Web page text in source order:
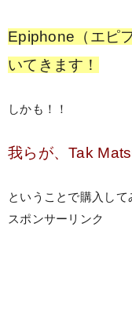
Epiphone（エピ
いてきます！
しかも！！
我らが、Tak
ということで購入して
スポンサーリンク